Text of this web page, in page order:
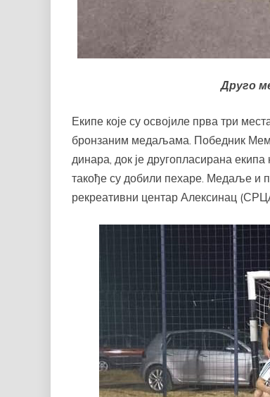
Друго
Екипе које су освојиле прва три
бронзаним медаљама. Победник
динара, док је другопласирана
такође су добили пехаре. Медаље и
рекреативни центар Алексинац